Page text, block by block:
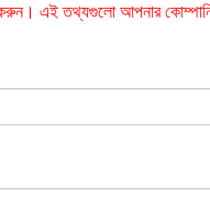
এই তথ্যগুলো আপনার কোম্পানি